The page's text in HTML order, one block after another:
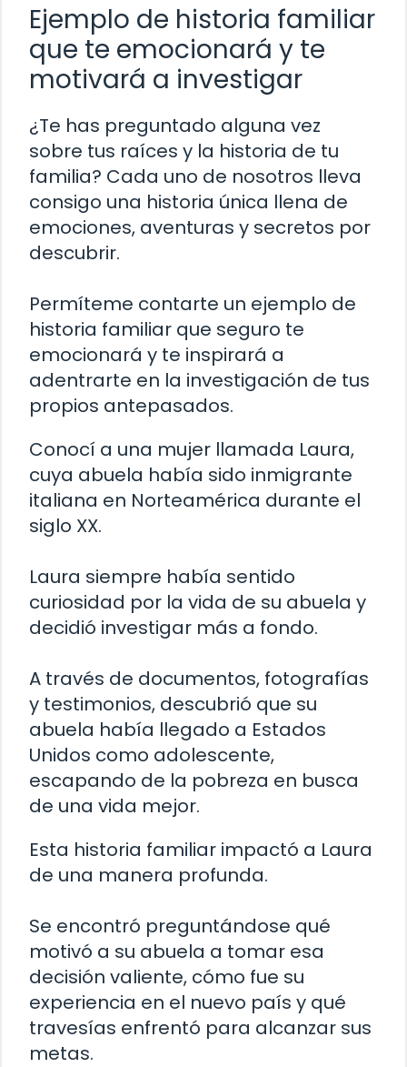
Ejemplo de historia familiar
que te emocionará y te
motivará a investigar
¿Te has preguntado alguna vez
sobre tus raíces y la historia de tu
familia? Cada uno de nosotros lleva
consigo una historia única llena de
emociones, aventuras y secretos por
descubrir.
Permíteme contarte un ejemplo de
historia familiar que seguro te
emocionará y te inspirará a
adentrarte en la investigación de tus
propios antepasados.
Conocí a una mujer llamada Laura,
cuya abuela había sido inmigrante
italiana en Norteamérica durante el
siglo XX.
Laura siempre había sentido
curiosidad por la vida de su abuela y
decidió investigar más a fondo.
A través de documentos, fotografías
y testimonios, descubrió que su
abuela había llegado a Estados
Unidos como adolescente,
escapando de la pobreza en busca
de una vida mejor.
Esta historia familiar impactó a Laura
de una manera profunda.
Se encontró preguntándose qué
motivó a su abuela a tomar esa
decisión valiente, cómo fue su
experiencia en el nuevo país y qué
travesías enfrentó para alcanzar sus
metas.